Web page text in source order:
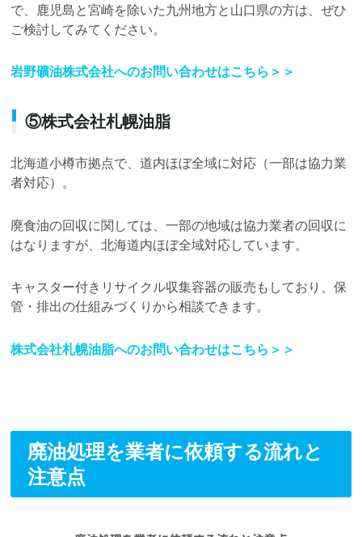
で、鹿児島と宮崎を除いた九州地方と山口県の方は、ぜひ
ご検討してみてください。
岩野礦油株式会社へのお問い合わせはこちら＞＞
⑤株式会社札幌油脂
北海道小樽市拠点で、道内ほぼ全域に対応（一部は協力業
者対応）。
廃食油の回収に関しては、一部の地域は協力業者の回収に
はなりますが、北海道内ほぼ全域対応しています。
キャスター付きリサイクル収集容器の販売もしており、保
管・排出の仕組みづくりから相談できます。
株式会社札幌油脂へのお問い合わせはこちら＞＞
廃油処理を業者に依頼する流れと
注意点